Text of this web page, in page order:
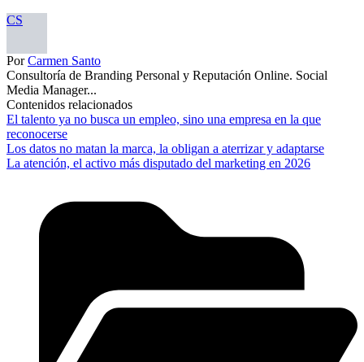
CS
PorCarmen Santo
Consultoría de Branding Personal y Reputación Online. Social
Media Manager...
Contenidos relacionados
El talento ya no busca un empleo, sino una empresa en la que
reconocerse
Los datos no matan la marca, la obligan a aterrizar y adaptarse
La atención, el activo más disputado del marketing en 2026